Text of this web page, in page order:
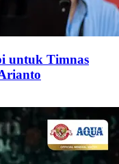
untuk Timnas